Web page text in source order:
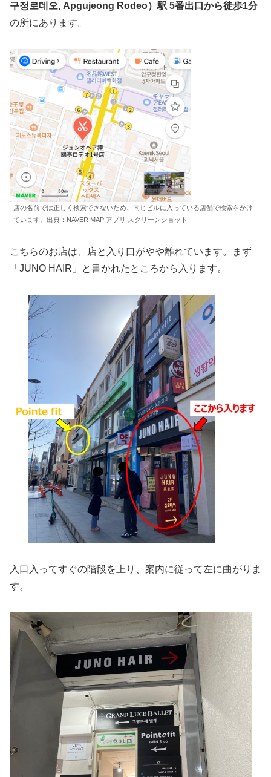
구정로데오, Apgujeong Rodeo）駅 5番出口から徒歩1分
の所にあります。
店の名前では正しく検索できないため、同じビルに入っている店舗で検索をかけ
ています。出典：NAVER MAP アプリ スクリーンショット
こちらのお店は、店と入り口がやや離れています。まず
「JUNO HAIR」と書かれたところから入ります。
入口入ってすぐの階段を上り、案内に従って左に曲がりま
す。